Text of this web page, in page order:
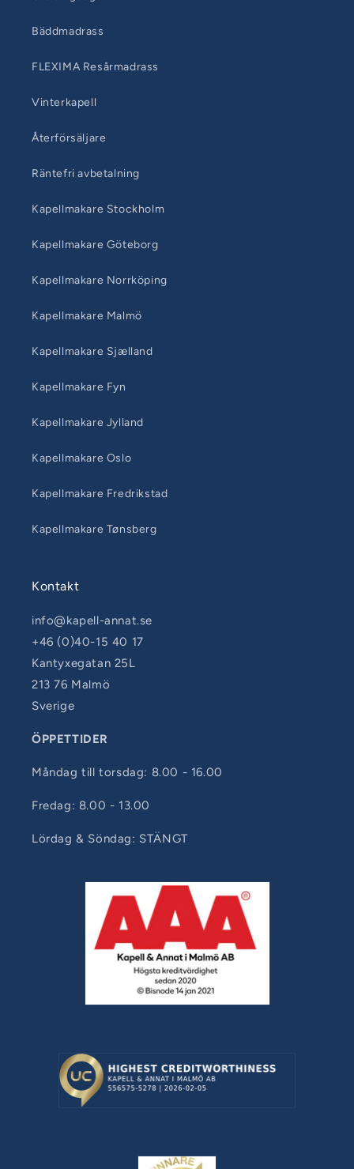
Bäddmadrass
FLEXIMA Resårmadrass
Vinterkapell
Återförsäljare
Räntefri avbetalning
Kapellmakare Stockholm
Kapellmakare Göteborg
Kapellmakare Norrköping
Kapellmakare Malmö
Kapellmakare Sjælland
Kapellmakare Fyn
Kapellmakare Jylland
Kapellmakare Oslo
Kapellmakare Fredrikstad
Kapellmakare Tønsberg
Kontakt
info@kapell-annat.se
+46 (0)40-15 40 17
Kantyxegatan 25L
213 76 Malmö
Sverige
ÖPPETTIDER
Måndag till torsdag: 8.00 - 16.00
Fredag: 8.00 - 13.00
Lördag & Söndag: STÄNGT